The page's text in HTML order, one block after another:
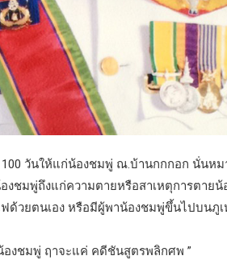
วันให้แก่น้องชมพู่ ณ.บ้านกกกอก นั่นหม
ชมพู่ถึงแก่ความตายหรือสาเหตุการตาย
ด้วยตนเอง หรือมีผู้พาน้องชมพู่ขึ้นไปบนภู
องชมพู่ ฤาจะแค่ คดีชันสูตรพลิกศพ ”